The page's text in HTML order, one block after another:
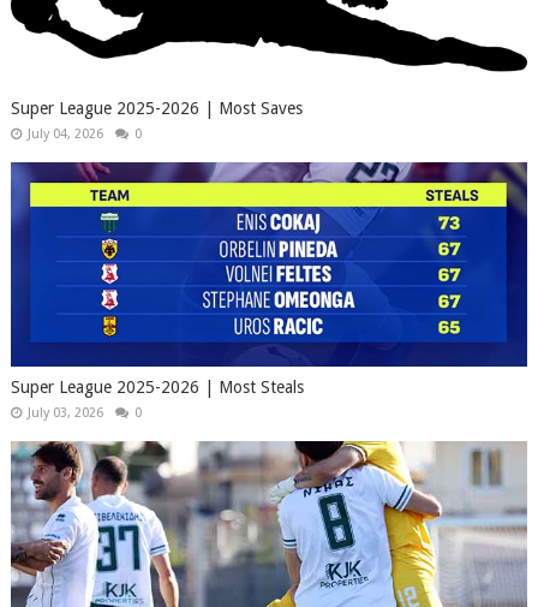
Super League 2025-2026 | Most Saves
July 04, 2026 0
Super League 2025-2026 | Most Steals
July 03, 2026 0